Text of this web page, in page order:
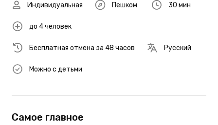
Индивидуальная Пешком 30 мин
до 4 человек
Бесплатная отмена за 48 часов Русский
Можно с детьми
Самое главное